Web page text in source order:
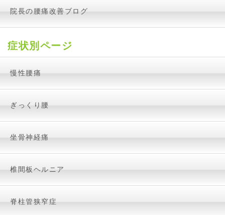
院長の腰痛改善ブログ
症状別ページ
慢性腰痛
ぎっくり腰
坐骨神経痛
椎間板ヘルニア
脊柱管狭窄症